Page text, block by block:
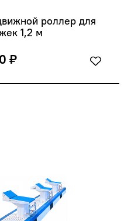
роллер для
1,2 м
₽